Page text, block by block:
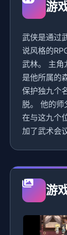
游
武侠是通过
说风格的
武林。 主角
是他所属的
保护独九个
脱。 他的师
在与这九个
加了武术会
游